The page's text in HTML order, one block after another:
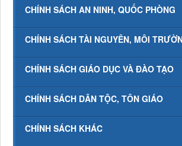
CHÍNH SÁCH AN NINH, QUỐC PHÒNG
CHÍNH SÁCH TÀI NGUYÊN, MÔI
CHÍNH SÁCH GIÁO DỤC VÀ ĐÀO TẠO
CHÍNH SÁCH DÂN TỘC, TÔN GIÁO
CHÍNH SÁCH KHÁC